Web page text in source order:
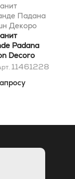
Падана
Декоро
Грей
Padana
Decoro
Grey
11461228